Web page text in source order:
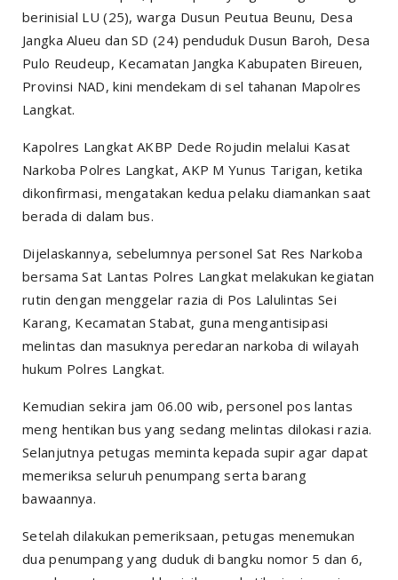
berinisial LU (25), warga Dusun Peutua Beunu, Desa
Jangka Alueu dan SD (24) penduduk Dusun Baroh, Desa
Pulo Reudeup, Kecamatan Jangka Kabupaten Bireuen,
Provinsi NAD, kini mendekam di sel tahanan Mapolres
Langkat.
Kapolres Langkat AKBP Dede Rojudin melalui Kasat
Narkoba Polres Langkat, AKP M Yunus Tarigan, ketika
dikonfirmasi, mengatakan kedua pelaku diamankan saat
berada di dalam bus.
Dijelaskannya, sebelumnya personel Sat Res Narkoba
bersama Sat Lantas Polres Langkat melakukan kegiatan
rutin dengan menggelar razia di Pos Lalulintas Sei
Karang, Kecamatan Stabat, guna mengantisipasi
melintas dan masuknya peredaran narkoba di wilayah
hukum Polres Langkat.
Kemudian sekira jam 06.00 wib, personel pos lantas
meng hentikan bus yang sedang melintas dilokasi razia.
Selanjutnya petugas meminta kepada supir agar dapat
memeriksa seluruh penumpang serta barang
bawaannya.
Setelah dilakukan pemeriksaan, petugas menemukan
dua penumpang yang duduk di bangku nomor 5 dan 6,